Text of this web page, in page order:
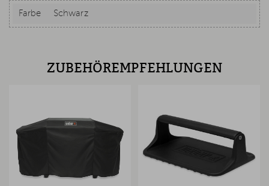
Farbe Schwarz
ZUBEHÖREMPFEHLUNGEN